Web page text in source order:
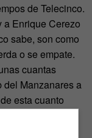
de Telecinco.
a Enrique Cerezo
sabe, son como
o se empate.
cuantas
del Manzanares a
esta cuanto
«Para estar